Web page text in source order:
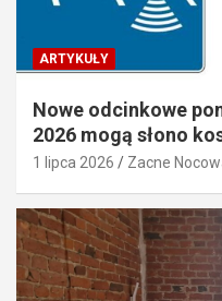
ARTYKUŁY
Nowe odcinkowe
2026 mogą słono
1 lipca 2026 Zacne